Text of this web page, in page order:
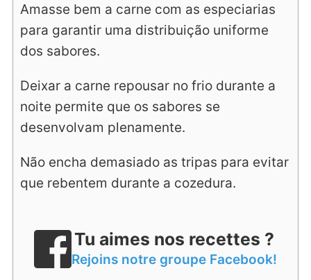
Amasse bem a carne com as especiarias
para garantir uma distribuição uniforme
dos sabores.
Deixar a carne repousar no frio durante a
noite permite que os sabores se
desenvolvam plenamente.
Não encha demasiado as tripas para evitar
que rebentem durante a cozedura.
Tu aimes nos recettes ?
Rejoins notre groupe Facebook!